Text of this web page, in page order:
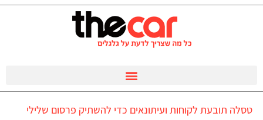
טסלה תובעת לקוחות ועיתונאים כדי להשתיק פרסום שלילי